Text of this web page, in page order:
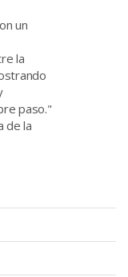
un
la
paso."
de la